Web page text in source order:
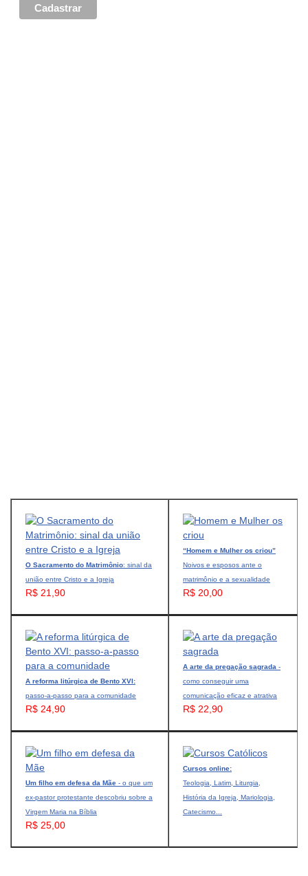
O Sacramento do Matrimônio: sinal da
união entre Cristo e a Igreja
R$ 21,90
“Homem e Mulher os criou”
Noivos e esposos ante o
matrimônio e a sexualidade
R$ 20,00
A reforma litúrgica de Bento XVI:
passo-a-passo para a comunidade
R$ 24,90
A arte da pregação sagrada -
como conseguir uma
comunicação eficaz e atrativa
R$ 22,90
Um filho em defesa da Mãe - o que um
ex-pastor protestante descobriu sobre a
Virgem Maria na Bíblia
R$ 25,00
Cursos online:
Teologia, Latim, Liturgia,
História da Igreja, Mariologia,
Catecismo...